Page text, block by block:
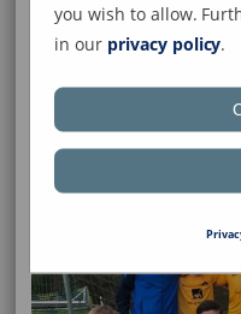
Es fehlen: Cristof
Tim Schnurer, Anton
(Betreuer)
D1-Junioren
you wish to allow.
in our privacy policy.